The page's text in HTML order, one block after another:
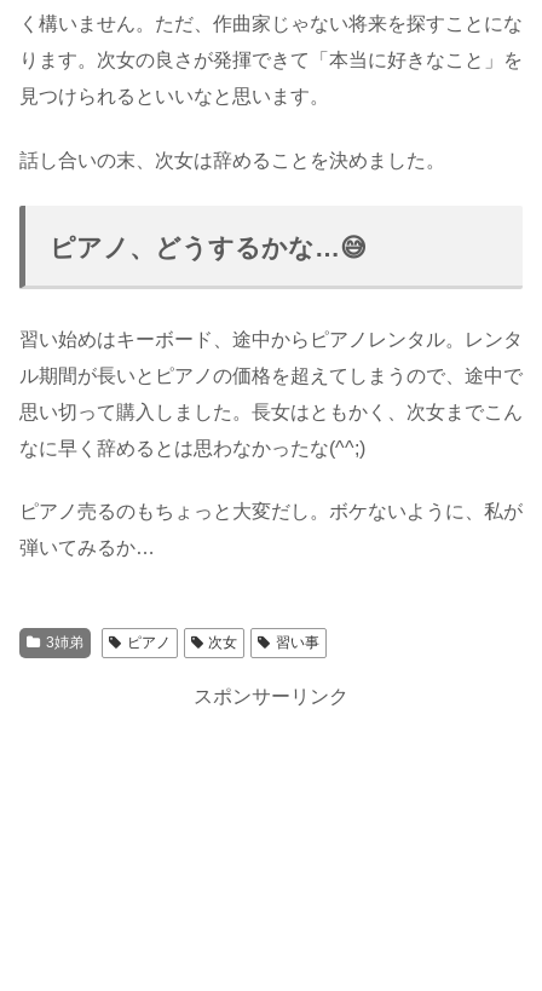
く構いません。ただ、作曲家じゃない将来を探すことにな
ります。次女の良さが発揮できて「本当に好きなこと」を
見つけられるといいなと思います。
話し合いの末、次女は辞めることを決めました。
ピアノ、どうするかな…😅
習い始めはキーボード、途中からピアノレンタル。レンタ
ル期間が長いとピアノの価格を超えてしまうので、途中で
思い切って購入しました。長女はともかく、次女までこん
なに早く辞めるとは思わなかったな(^^;)
ピアノ売るのもちょっと大変だし。ボケないように、私が
弾いてみるか…
3姉弟 ピアノ 次女 習い事
スポンサーリンク